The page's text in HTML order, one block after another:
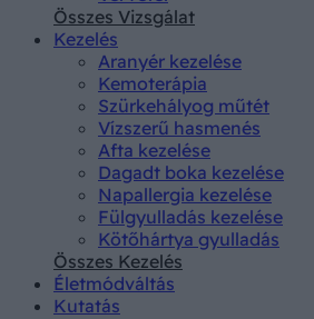
Összes Vizsgálat
Kezelés
Aranyér kezelése
Kemoterápia
Szürkehályog műtét
Vízszerű hasmenés
Afta kezelése
Dagadt boka kezelése
Napallergia kezelése
Fülgyulladás kezelése
Kötőhártya gyulladás
Összes Kezelés
Életmódváltás
Kutatás